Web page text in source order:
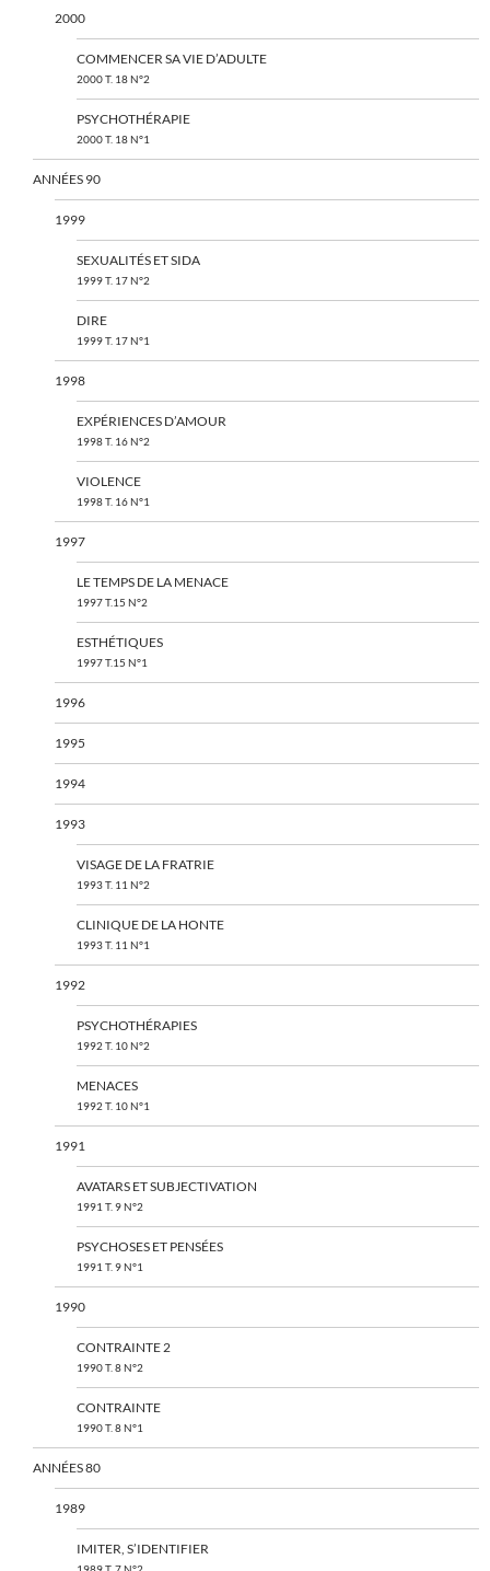
2000
COMMENCER SA VIE D’ADULTE
2000 T. 18 N°2
PSYCHOTHÉRAPIE
2000 T. 18 N°1
ANNÉES 90
1999
SEXUALITÉS ET SIDA
1999 T. 17 N°2
DIRE
1999 T. 17 N°1
1998
EXPÉRIENCES D’AMOUR
1998 T. 16 N°2
VIOLENCE
1998 T. 16 N°1
1997
LE TEMPS DE LA MENACE
1997 T.15 N°2
ESTHÉTIQUES
1997 T.15 N°1
1996
1995
1994
1993
VISAGE DE LA FRATRIE
1993 T. 11 N°2
CLINIQUE DE LA HONTE
1993 T. 11 N°1
1992
PSYCHOTHÉRAPIES
1992 T. 10 N°2
MENACES
1992 T. 10 N°1
1991
AVATARS ET SUBJECTIVATION
1991 T. 9 N°2
PSYCHOSES ET PENSÉES
1991 T. 9 N°1
1990
CONTRAINTE 2
1990 T. 8 N°2
CONTRAINTE
1990 T. 8 N°1
ANNÉES 80
1989
IMITER, S’IDENTIFIER